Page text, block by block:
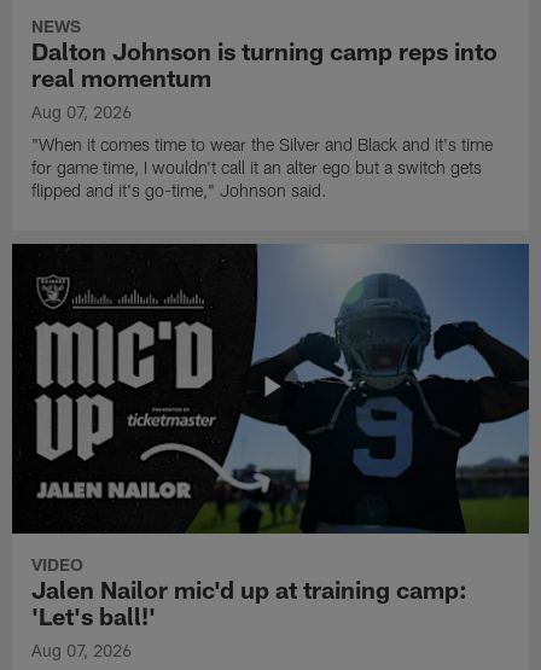
NEWS
Dalton Johnson is turning camp reps into
real momentum
Aug 07, 2026
"When it comes time to wear the Silver and Black and it's time
for game time, I wouldn't call it an alter ego but a switch gets
flipped and it's go-time," Johnson said.
VIDEO
Jalen Nailor mic'd up at training camp:
'Let's ball!'
Aug 07, 2026